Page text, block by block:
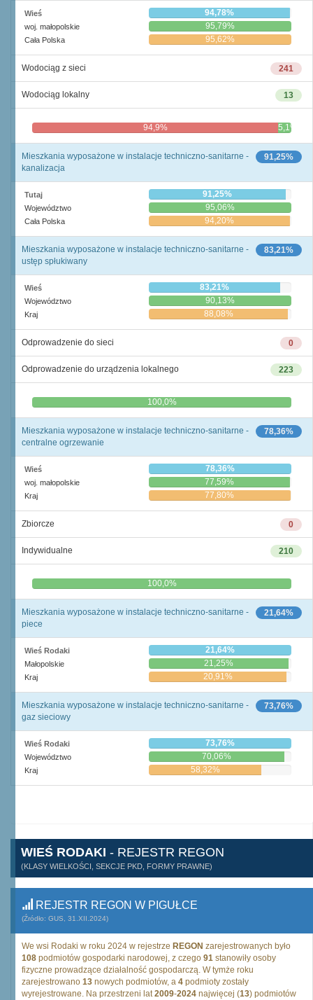
Wieś 94,78%
woj. małopolskie 95,79%
Cała Polska 95,62%
241
Wodociąg z sieci
13
Wodociąg lokalny
94,9% 5,1%
91,25%
Mieszkania wyposażone w instalacje techniczno-sanitarne -
kanalizacja
Tutaj 91,25%
Województwo 95,06%
Cała Polska 94,20%
83,21%
Mieszkania wyposażone w instalacje techniczno-sanitarne -
ustęp spłukiwany
Wieś 83,21%
Województwo 90,13%
Kraj 88,08%
0
Odprowadzenie do sieci
223
Odprowadzenie do urządzenia lokalnego
0,0% 100,0%
78,36%
Mieszkania wyposażone w instalacje techniczno-sanitarne -
centralne ogrzewanie
Wieś 78,36%
woj. małopolskie 77,59%
Kraj 77,80%
0
Zbiorcze
210
Indywidualne
0,0% 100,0%
21,64%
Mieszkania wyposażone w instalacje techniczno-sanitarne -
piece
Wieś Rodaki 21,64%
Małopolskie 21,25%
Kraj 20,91%
73,76%
Mieszkania wyposażone w instalacje techniczno-sanitarne -
gaz sieciowy
Wieś Rodaki 73,76%
Województwo 70,06%
Kraj 58,32%
WIEŚ RODAKI - REJESTR REGON
(KLASY WIELKOŚCI, SEKCJE PKD, FORMY PRAWNE)
REJESTR REGON W PIGUŁCE
(Źródło: GUS, 31.XII.2024)
We wsi Rodaki w roku 2024 w rejestrze REGON zarejestrowanych było
108 podmiotów gospodarki narodowej, z czego 91 stanowiły osoby
fizyczne prowadzące działalność gospodarczą. W tymże roku
zarejestrowano 13 nowych podmiotów, a 4 podmioty zostały
wyrejestrowane. Na przestrzeni lat2009-2024 najwięcej (13) podmiotów